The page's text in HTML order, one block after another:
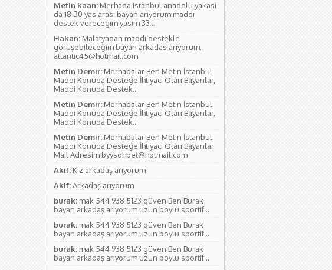
Metin kaan: Merhaba Istanbul anadolu yakasi
da 18-30 yas arasi bayan ariyorum.maddi
destek verecegim.yasim 33...
Hakan: Malatyadan maddi destekle
görüşebileceğim bayan arkadas arıyorum.
atlantic45@hotmail.com
Metin Demir: Merhabalar Ben Metin İstanbul.
Maddi Konuda Desteğe İhtiyacı Olan Bayanlar,
Maddi Konuda Destek...
Metin Demir: Merhabalar Ben Metin İstanbul.
Maddi Konuda Desteğe İhtiyacı Olan Bayanlar,
Maddi Konuda Destek...
Metin Demir: Merhabalar Ben Metin İstanbul.
Maddi Konuda Desteğe İhtiyacı Olan Bayanlar
Mail Adresim byysohbet@hotmail.com
Akif: Kız arkadaş arıyorum
Akif:Arkadaş arıyorum
burak: mak 544 938 5123 güven Ben Burak
bayan arkadaş arıyorum uzun boylu sportif...
burak: mak 544 938 5123 güven Ben Burak
bayan arkadaş arıyorum uzun boylu sportif...
burak: mak 544 938 5123 güven Ben Burak
bayan arkadaş arıyorum uzun boylu sportif...